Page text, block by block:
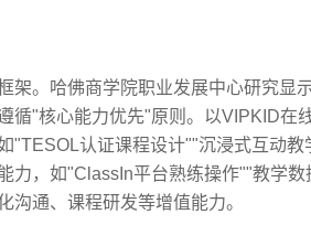
架。哈佛商学院职业发展中心研究显
循"核心能力优先"原则。以VIPKID在
"TESOL认证课程设计""沉浸式互动教
力，如"ClassIn平台熟练操作""教学数
沟通、课程研发等增值能力。